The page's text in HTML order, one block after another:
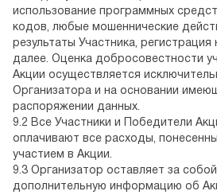
использование программных
кодов, любые мошеннические
результаты Участника,
далее. Оценка добросовестности
Акции осуществляется
Организатора и на основании
распоряжении данных.
9.2 Все Участники и Победители
оплачивают все расходы,
участием в Акции.
9.3 Организатор оставляет за
дополнительную информацию об